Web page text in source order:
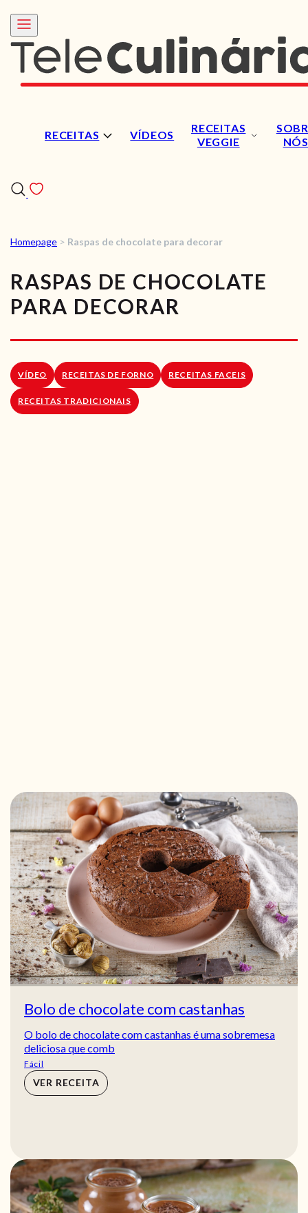
RECEITAS VÍDEOS
RECEITAS
VEGGIE
NÓS
RECEITAS
VÍDEOS
RECEITAS VEGGIE
LOJA ONLINE
Homepage > Raspas de chocolate para decorar
RASPAS DE CHOCOLATE
PARA DECORAR
VÍDEO RECEITAS DE FORNO RECEITAS FACEIS
RECEITAS TRADICIONAIS
Bolo de chocolate com castanhas
O bolo de chocolate com castanhas é uma sobremesa
deliciosa que comb
Fácil
VER RECEITA